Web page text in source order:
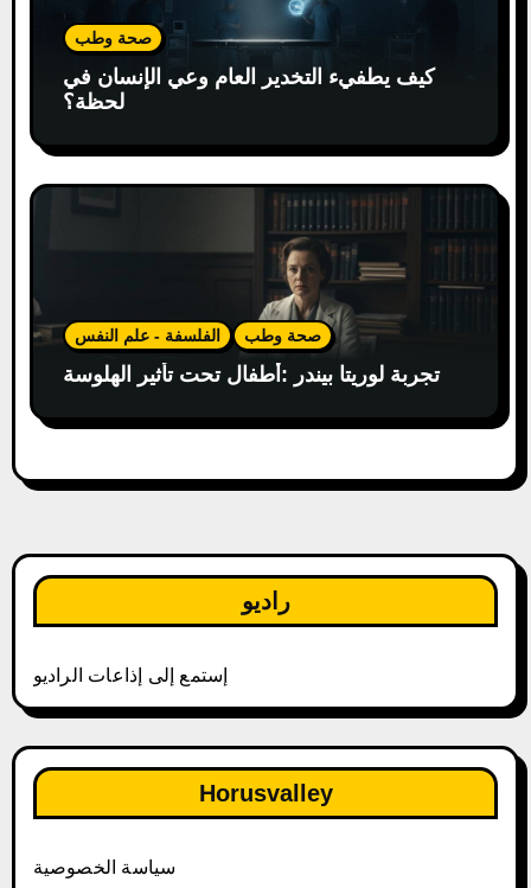
صحة وطب
كيف يطفيء التخدير العام وعي الإنسان في
لحظة؟
الفلسفة - علم النفس صحة وطب
تجربة لوريتا بيندر :أطفال تحت تأثير الهلوسة
راديو
إستمع إلى إذاعات الراديو
Horusvalley
سياسة الخصوصية